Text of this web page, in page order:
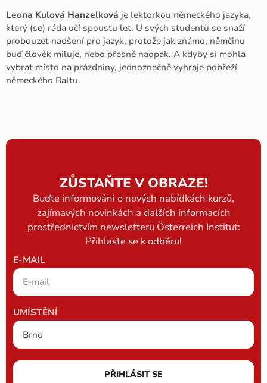
Leona Kulová Hanzelková je lektorkou německého jazyka,
který (se) ráda učí spoustu let. U svých studentů se snaží
probouzet nadšení pro jazyk, protože jak známo, němčinu
buď člověk miluje, nebo přesně naopak. A kdyby si mohla
vybrat místo na prázdniny, jednoznačně vyhraje pobřeží
německého Baltu.
ZŮSTAŇTE V OBRAZE!
Buďte informováni o nových nabídkách kurzů,
zajímavých novinkách a dalších informacích
prostřednictvím newsletteru Österreich Institut:
Přihlaste se k odběru!
E-MAIL
UMÍSTĚNÍ
PŘIHLÁSIT SE